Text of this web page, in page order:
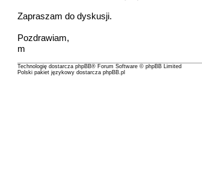
Zapraszam do dyskusji.
Pozdrawiam,
m
Technologię dostarczaphpBB® Forum Software © phpBB Limited
Polski pakiet językowy dostarczaphpBB.pl